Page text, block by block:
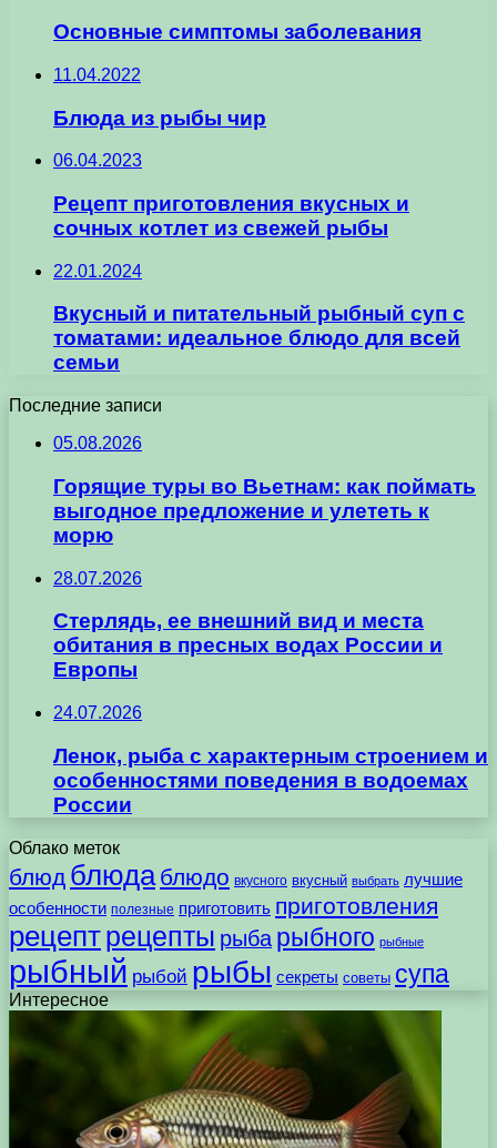
Основные симптомы заболевания
11.04.2022
Блюда из рыбы чир
06.04.2023
Рецепт приготовления вкусных и
сочных котлет из свежей рыбы
22.01.2024
Вкусный и питательный рыбный суп с
томатами: идеальное блюдо для всей
семьи
Последние записи
05.08.2026
Горящие туры во Вьетнам: как поймать
выгодное предложение и улететь к
морю
28.07.2026
Стерлядь, ее внешний вид и места
обитания в пресных водах России и
Европы
24.07.2026
Ленок, рыба с характерным строением и
особенностями поведения в водоемах
России
Облако меток
блюд блюда блюдо вкусного вкусный выбрать лучшие
особенности полезные приготовить приготовления
рецептрецепты рыба рыбного рыбные
рыбный рыбой рыбы секреты советы супа
Интересное